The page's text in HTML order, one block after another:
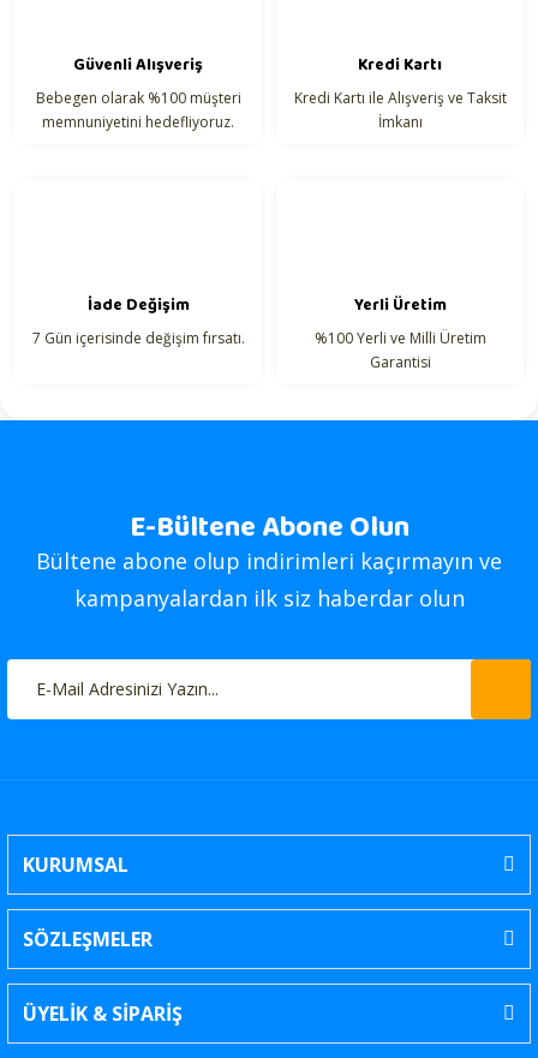
Güvenli Alışveriş
Bebegen olarak %100 müşteri
memnuniyetini hedefliyoruz.
Kredi Kartı
Kredi Kartı ile Alışveriş ve Taksit
İmkanı
İade Değişim
7 Gün içerisinde değişim fırsatı.
Yerli Üretim
%100 Yerli ve Milli Üretim
Garantisi
E-Bültene Abone Olun
Bültene abone olup indirimleri kaçırmayın ve
kampanyalardan ilk siz haberdar olun
KURUMSAL
SÖZLEŞMELER
ÜYELİK & SİPARİŞ